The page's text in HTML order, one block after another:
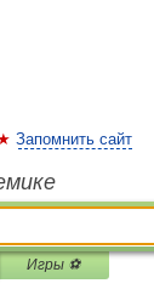
Запомнить сайт
Игры ⚽